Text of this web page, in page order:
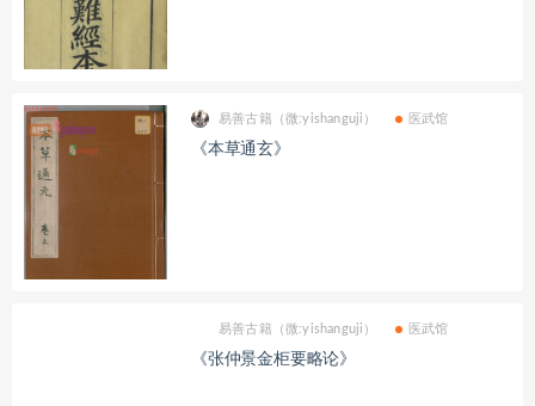
易善古籍（微:yishanguji） 医武馆
《本草通玄》
易善古籍（微:yishanguji） 医武馆
《张仲景金柜要略论》